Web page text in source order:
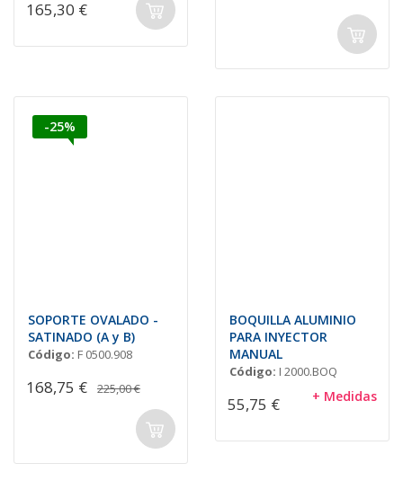
165,30 €
-25%
SOPORTE OVALADO -
SATINADO (A y B)
Código: F 0500.908
168,75 € 225,00 €
BOQUILLA ALUMINIO
PARA INYECTOR
MANUAL
Código: I 2000.BOQ
55,75 € + Medidas